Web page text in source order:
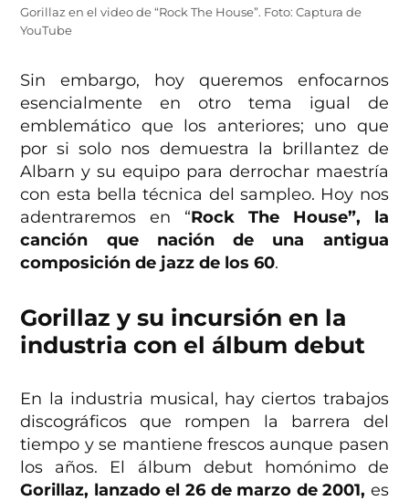
Gorillaz en el video de “Rock The House”. Foto: Captura de
YouTube
Sin embargo, hoy queremos enfocarnos
esencialmente en otro tema igual de
emblemático que los anteriores; uno que
por si solo nos demuestra la brillantez de
Albarn y su equipo para derrochar maestría
con esta bella técnica del sampleo. Hoy nos
adentraremos en “Rock The House”, la
canción que nación de una antigua
composición de jazz de los 60.
Gorillaz y su incursión en la
industria con el álbum debut
En la industria musical, hay ciertos trabajos
discográficos que rompen la barrera del
tiempo y se mantiene frescos aunque pasen
los años. El álbum debut homónimo de
Gorillaz, lanzado el 26 de marzo de 2001, es